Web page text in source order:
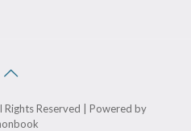
Reserved | Powered by